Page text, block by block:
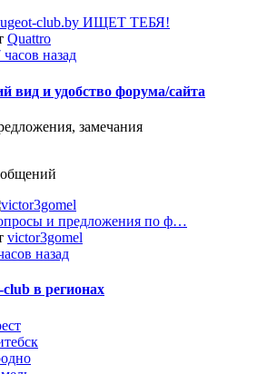
club.by ИЩЕТ ТЕБЯ!
Quattro
часов назад
вид и удобство форума/сайта
замечания
и предложения по ф…
victor3gomel
назад
club в регионах